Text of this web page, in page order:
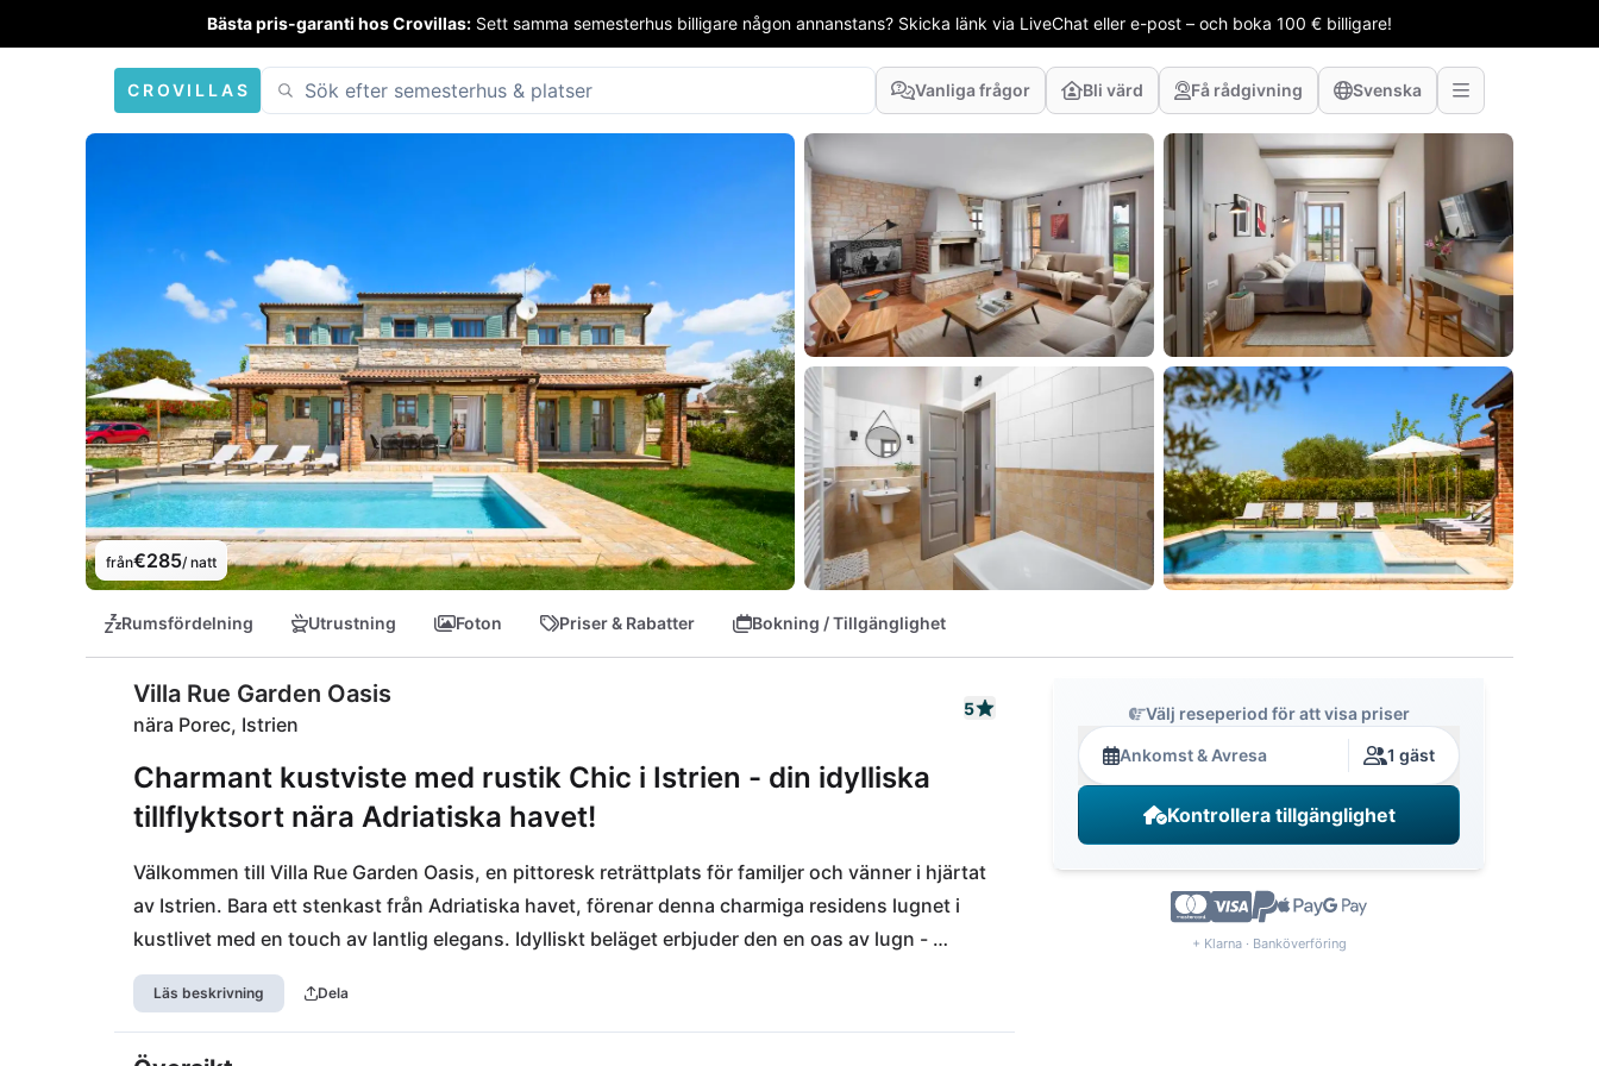
Bästa pris-garanti hos Crovillas: Sett samma semesterhus billigare någon annanstans? Skicka länk via LiveChat eller e-post – och boka 100 € billigare!
CROVILLAS Vanliga frågor Bli värd Få rådgivning Svenska
från€285/ natt
Rumsfördelning Utrustning Foton Priser & Rabatter Bokning / Tillgänglighet
Villa Rue Garden Oasis
nära Porec, Istrien
5
Charmant kustviste med rustik Chic i Istrien - din idylliska
tillflyktsort nära Adriatiska havet!
Välkommen till Villa Rue Garden Oasis, en pittoresk reträttplats för familjer och vänner i hjärtat
av Istrien. Bara ett stenkast från Adriatiska havet, förenar denna charmiga residens lugnet i
kustlivet med en touch av lantlig elegans. Idylliskt beläget erbjuder den en oas av lugn -
perfekt för att återhämta sig från vardagen. Den omsorgsfullt designade inredningen
kombinerar moderna bekvämligheter med rustik charm och skapar en atmosfär som är både
angenäm och aktuell.
Läs beskrivning Dela
Välj reseperiod för att visa priser
Ankomst & Avresa 1 gäst
Kontrollera tillgänglighet
+ Klarna · Banköverföring